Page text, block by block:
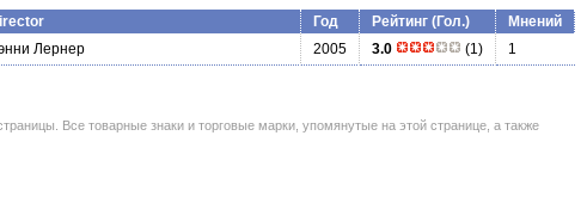
Год Рейтинг (Гол.)
Мнений
Лернер 2005 3.0 (1)
1
Все товарные знаки и торговые марки, упомянутые на этой странице, а также